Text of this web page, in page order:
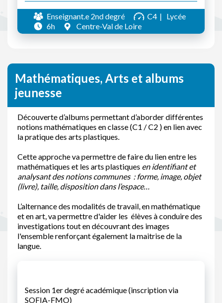
Enseignant.e 2nd degré C4
Lycée
6h
Centre-Val de Loire
Mathématiques, Arts et albums
jeunesse
Découverte d’albums permettant d’aborder différentes
notions mathématiques en classe (C1 / C2 ) en lien avec
la pratique des arts plastiques.
Cette approche va permettre de faire du lien entre les
mathématiques et les arts plastiques en identifiant et
analysant desnotions communes : forme, image, objet
(livre), taille, disposition dans l’espace…
L’alternance des modalités de travail, en mathématique
et en art, va permettre d'aider les élèves à conduire des
investigations tout en découvrant des images
l'ensemble renforçant également la maitrise de la
langue.
Session 1er degré académique (inscription via
SOFIA-FMO)